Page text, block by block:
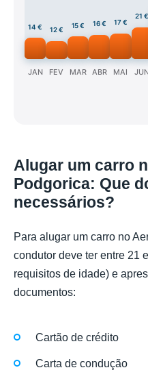
14 €
JAN
12 €
FEV
15 €
MAR
16 €
ABR
17 €
MAI
21 €
Alugar um carro
Podgorica: Que
necessários?
Para alugar um carro no
condutor deve ter entre 21
requisitos de idade) e
documentos:
Cartão de crédito
Carta de condução